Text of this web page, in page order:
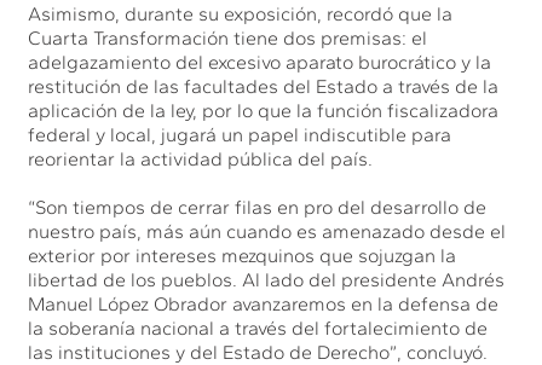
Asimismo, durante su exposición, recordó que la
Cuarta Transformación tiene dos premisas: el
adelgazamiento del excesivo aparato burocrático y la
restitución de las facultades del Estado a través de la
aplicación de la ley, por lo que la función fiscalizadora
federal y local, jugará un papel indiscutible para
reorientar la actividad pública del país.
“Son tiempos de cerrar filas en pro del desarrollo de
nuestro país, más aún cuando es amenazado desde el
exterior por intereses mezquinos que sojuzgan la
libertad de los pueblos. Al lado del presidente Andrés
Manuel López Obrador avanzaremos en la defensa de
la soberanía nacional a través del fortalecimiento de
las instituciones y del Estado de Derecho”, concluyó.